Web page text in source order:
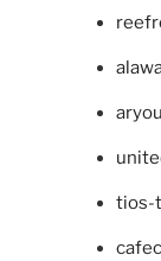
tios-